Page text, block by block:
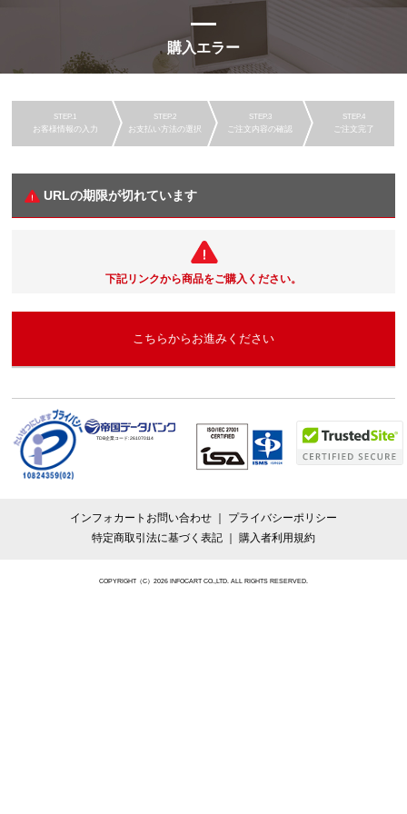
購入エラー
お客様情報の入力 お支払い方法の選択 ご注文内容の確認 ご注文完了
URLの期限が切れています
下記リンクから商品をご購入ください。
こちらからお進みください
TDB企業コード:261070114
インフォカートお問い合わせ
プライバシーポリシー
特定商取引法に基づく表記
購入者利用規約
COPYRIGHT（C）2026 INFOCART CO.,LTD. ALL RIGHTS RESERVED.